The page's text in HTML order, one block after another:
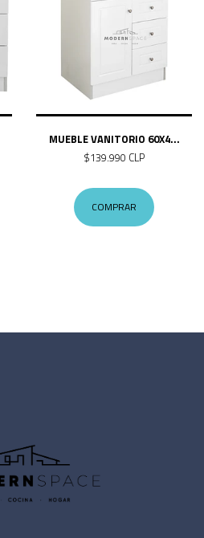
MUEBLE VANITORIO 60X4...
$139.990 CLP
COMPRAR